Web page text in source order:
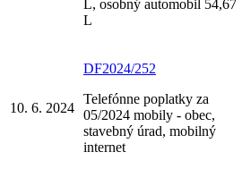
L, osobný automobil 54,67
L
10. 6. 2024
DF2024/252
Telefónne poplatky za
05/2024 mobily - obec,
stavebný úrad, mobilný
internet